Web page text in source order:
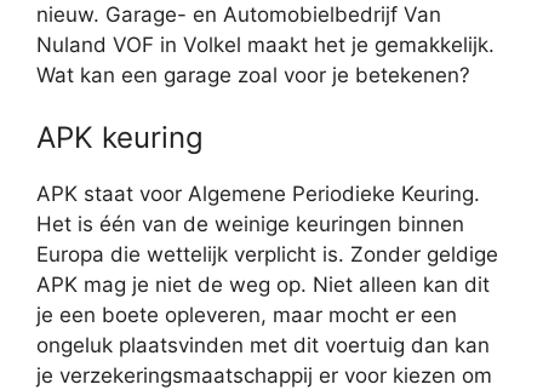
nieuw. Garage- en Automobielbedrijf Van
Nuland VOF in Volkel maakt het je gemakkelijk.
Wat kan een garage zoal voor je betekenen?
APK keuring
APK staat voor Algemene Periodieke Keuring.
Het is één van de weinige keuringen binnen
Europa die wettelijk verplicht is. Zonder geldige
APK mag je niet de weg op. Niet alleen kan dit
je een boete opleveren, maar mocht er een
ongeluk plaatsvinden met dit voertuig dan kan
je verzekeringsmaatschappij er voor kiezen om